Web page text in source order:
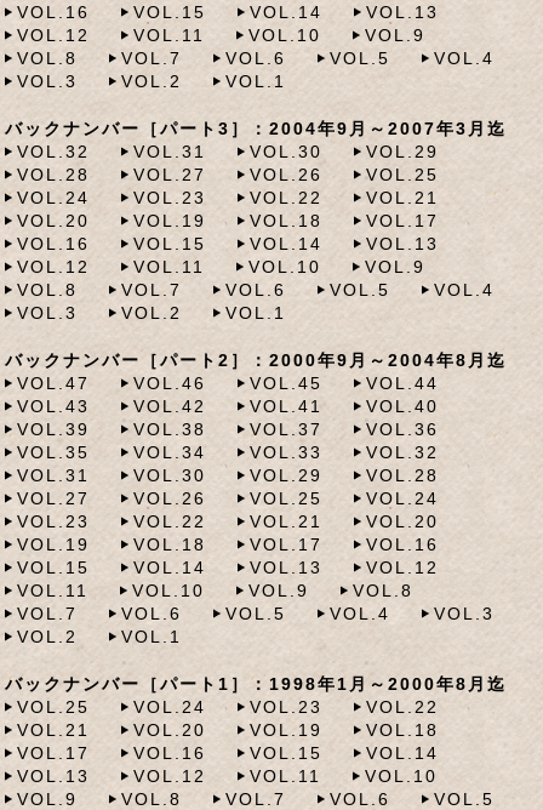
VOL.16
VOL.15 VOL.14
VOL.13
VOL.12
VOL.11 VOL.10
VOL.9
VOL.8
VOL.7 VOL.6 VOL.5
VOL.4
VOL.3
VOL.2 VOL.1
バックナンバー［パート3］：2004年9月～2007年3月迄
VOL.32
VOL.31 VOL.30
VOL.29
VOL.28
VOL.27 VOL.26
VOL.25
VOL.24
VOL.23 VOL.22
VOL.21
VOL.20
VOL.19 VOL.18
VOL.17
VOL.16
VOL.15 VOL.14
VOL.13
VOL.12
VOL.11 VOL.10
VOL.9
VOL.8
VOL.7 VOL.6 VOL.5
VOL.4
VOL.3
VOL.2 VOL.1
バックナンバー［パート2］：2000年9月～2004年8月迄
VOL.47
VOL.46 VOL.45
VOL.44
VOL.43
VOL.42 VOL.41
VOL.40
VOL.39
VOL.38 VOL.37
VOL.36
VOL.35
VOL.34 VOL.33
VOL.32
VOL.31
VOL.30 VOL.29
VOL.28
VOL.27
VOL.26 VOL.25
VOL.24
VOL.23
VOL.22 VOL.21
VOL.20
VOL.19
VOL.18 VOL.17
VOL.16
VOL.15
VOL.14 VOL.13
VOL.12
VOL.11
VOL.10 VOL.9
VOL.8
VOL.7
VOL.6 VOL.5 VOL.4
VOL.3
VOL.2
VOL.1
バックナンバー［パート1］：1998年1月～2000年8月迄
VOL.25
VOL.24 VOL.23
VOL.22
VOL.21
VOL.20 VOL.19
VOL.18
VOL.17
VOL.16 VOL.15
VOL.14
VOL.13
VOL.12 VOL.11
VOL.10
VOL.9
VOL.8 VOL.7 VOL.6
VOL.5